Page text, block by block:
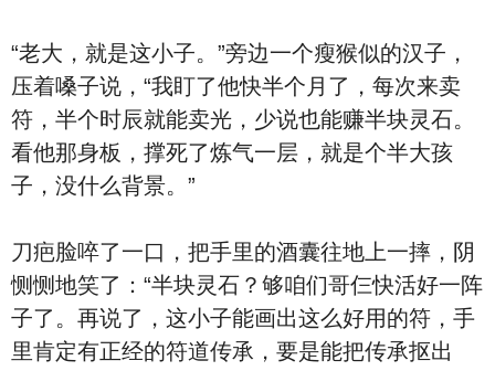
“老大，就是这小子。”旁边一个瘦猴似的汉子，
压着嗓子说，“我盯了他快半个月了，每次来卖
符，半个时辰就能卖光，少说也能赚半块灵石。
看他那身板，撑死了炼气一层，就是个半大孩
子，没什么背景。”
刀疤脸啐了一口，把手里的酒囊往地上一摔，阴
恻恻地笑了：“半块灵石？够咱们哥仨快活好一阵
子了。再说了，这小子能画出这么好用的符，手
里肯定有正经的符道传承，要是能把传承抠出